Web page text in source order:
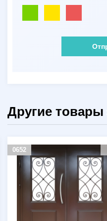
Другие товары